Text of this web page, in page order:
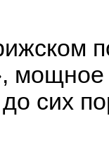
мощное
сих